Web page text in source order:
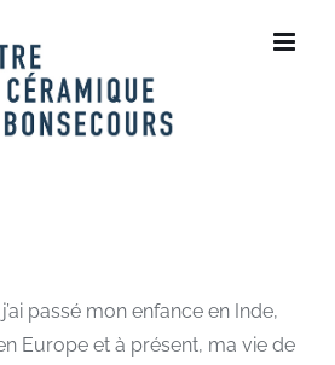
passé mon enfance en Inde,
Europe et à présent, ma vie de